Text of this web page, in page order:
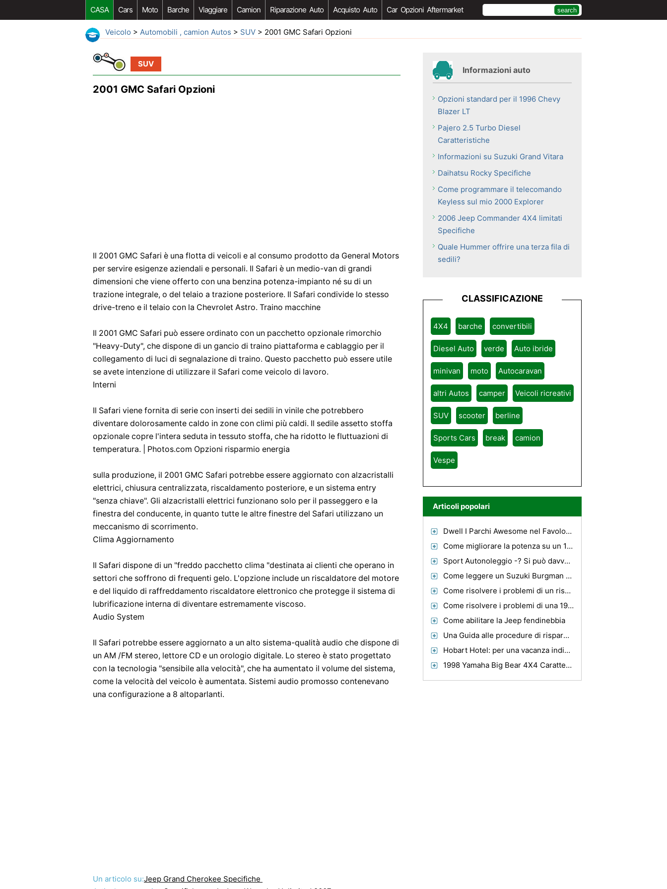
CASA Cars Moto Barche Viaggiare Camion Riparazione Auto Acquisto Auto Car Opzioni Aftermarket
Veicolo > Automobili , camion Autos > SUV > 2001 GMC Safari Opzioni
SUV
2001 GMC Safari Opzioni
Il 2001 GMC Safari è una flotta di veicoli e al consumo prodotto da General Motors
per servire esigenze aziendali e personali. Il Safari è un medio-van di grandi
dimensioni che viene offerto con una benzina potenza-impianto né su di un
trazione integrale, o del telaio a trazione posteriore. Il Safari condivide lo stesso
drive-treno e il telaio con la Chevrolet Astro. Traino macchine
Il 2001 GMC Safari può essere ordinato con un pacchetto opzionale rimorchio
"Heavy-Duty", che dispone di un gancio di traino piattaforma e cablaggio per il
collegamento di luci di segnalazione di traino. Questo pacchetto può essere utile
se avete intenzione di utilizzare il Safari come veicolo di lavoro.
Interni
Il Safari viene fornita di serie con inserti dei sedili in vinile che potrebbero
diventare dolorosamente caldo in zone con climi più caldi. Il sedile assetto stoffa
opzionale copre l'intera seduta in tessuto stoffa, che ha ridotto le fluttuazioni di
temperatura. | Photos.com Opzioni risparmio energia
sulla produzione, il 2001 GMC Safari potrebbe essere aggiornato con alzacristalli
elettrici, chiusura centralizzata, riscaldamento posteriore, e un sistema entry
"senza chiave". Gli alzacristalli elettrici funzionano solo per il passeggero e la
finestra del conducente, in quanto tutte le altre finestre del Safari utilizzano un
meccanismo di scorrimento.
Clima Aggiornamento
Il Safari dispone di un "freddo pacchetto clima "destinata ai clienti che operano in
settori che soffrono di frequenti gelo. L'opzione include un riscaldatore del motore
e del liquido di raffreddamento riscaldatore elettronico che protegge il sistema di
lubrificazione interna di diventare estremamente viscoso.
Audio System
Il Safari potrebbe essere aggiornato a un alto sistema-qualità audio che dispone di
un AM /FM stereo, lettore CD e un orologio digitale. Lo stereo è stato progettato
con la tecnologia "sensibile alla velocità", che ha aumentato il volume del sistema,
come la velocità del veicolo è aumentata. Sistemi audio promosso contenevano
una configurazione a 8 altoparlanti.
Un articolo su:Jeep Grand Cherokee Specifiche
Informazioni auto
Opzioni standard per il 1996 Chevy
Blazer LT
Pajero 2.5 Turbo Diesel
Caratteristiche
Informazioni su Suzuki Grand Vitara
Daihatsu Rocky Specifiche
Come programmare il telecomando
Keyless sul mio 2000 Explorer
2006 Jeep Commander 4X4 limitati
Specifiche
Quale Hummer offrire una terza fila di
sedili?
CLASSIFICAZIONE
4X4 barche convertibili
Diesel Auto verde Auto ibride
minivan moto Autocaravan
altri Autos camper Veicoli ricreativi
SUV scooter berline
Sports Cars break camion
Vespe
Articoli popolari
Dwell I Parchi Awesome nel Favoloso Audenshaw
Come migliorare la potenza su un 1992 Firebird
Sport Autonoleggio -? Si può davvero Rent A Super Car
Come leggere un Suzuki Burgman VIN Number
Come risolvere i problemi di un riscaldatore Suburban GMC
Come risolvere i problemi di una 1991 Dodge Dakota Truck
Come abilitare la Jeep fendinebbia
Una Guida alle procedure di risparmio sulle Noleggio auto a Creta
Hobart Hotel: per una vacanza indimenticabile
1998 Yamaha Big Bear 4X4 Caratteristiche